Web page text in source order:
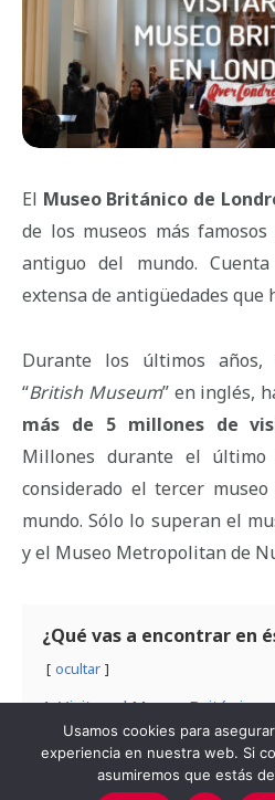
El Museo Británico de
de los museos más
antiguo del mundo.
extensa de antigüedades que
Durante los últimos
“British Museum” en inglés,
más de 5 millones de
Millones durante el
considerado el tercer
mundo. Sólo lo superan el
y el Museo Metropolitan de
¿Qué vas a encontrar en
ocultar
1 Visitar el Museo Británico
Museum)
Reservar entrada para el
Usamos cookies para
experiencia en nuestra web. Si
asumiremos que estás